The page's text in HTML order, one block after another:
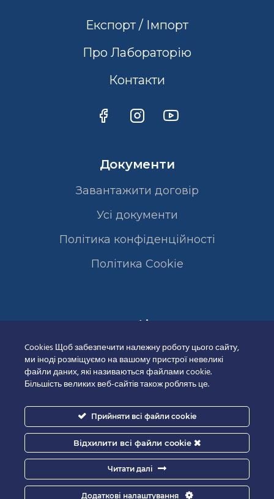
Експорт / Імпорт
Про Лабораторію
Контакти
Документи
Завантажити договір
Усі документи
Політика конфіденційності
Полiтика Cookie
Сертифікати
Cookies Щоб забезпечити належну роботу цього сайту,
ми іноді розміщуємо на вашому пристрої невеликі
файли даних, які називаються файлами cookie.
Більшість великих веб-сайтів також роблять це.
Прийняти всі файли cookie
Відхилити всі файли cookie
Читати далі
Додаткові налаштування